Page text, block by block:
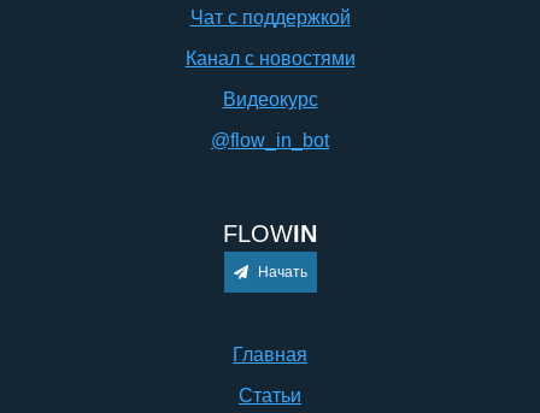
Чат с поддержкой
Канал с новостями
Видеокурс
@flow_in_bot
FLOWIN
Начать
Главная
Статьи